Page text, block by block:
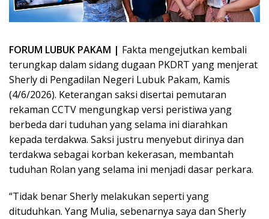
FORUM LUBUK PAKAM | Fakta mengejutkan kembali
terungkap dalam sidang dugaan PKDRT yang menjerat
Sherly di Pengadilan Negeri Lubuk Pakam, Kamis
(4/6/2026). Keterangan saksi disertai pemutaran
rekaman CCTV mengungkap versi peristiwa yang
berbeda dari tuduhan yang selama ini diarahkan
kepada terdakwa. Saksi justru menyebut dirinya dan
terdakwa sebagai korban kekerasan, membantah
tuduhan Rolan yang selama ini menjadi dasar perkara.
“Tidak benar Sherly melakukan seperti yang
dituduhkan. Yang Mulia, sebenarnya saya dan Sherly